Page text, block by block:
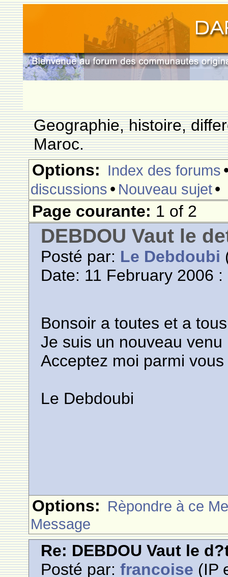
Geographie, histoire,
Maroc.
Options: Index des forums
discussions • Nouveau sujet•
Page courante: 1 of 2
DEBDOU Vaut le
Posté par: Le Debdoubi
Date: 11 February 2006 :
Bonsoir a toutes et a tous
Je suis un nouveau venu
Acceptez moi parmi vous
Le Debdoubi
Options: Rèpondre à ce
Message
Re: DEBDOU Vaut le
Posté par:francoise (IP